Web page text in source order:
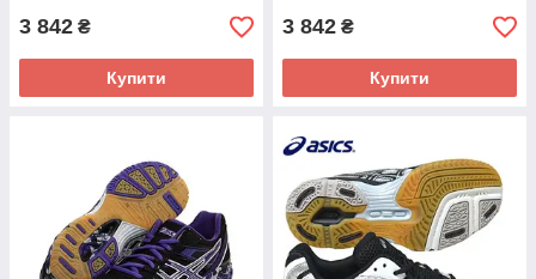
3 842 ₴
Купити
3 842 ₴
Купити